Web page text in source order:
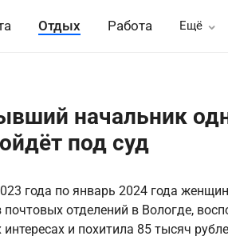
Отдых Работа Ещё
начальник
под суд
года по январь 2024 года
почтовых отделений в Вологде,
и похитила 85 тысяч